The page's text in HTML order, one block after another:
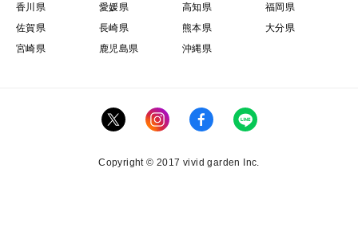
香川県
愛媛県 高知県
福岡県
佐賀県
長崎県 熊本県
大分県
宮崎県
鹿児島県 沖縄県
Copyright © 2017 vivid garden Inc.